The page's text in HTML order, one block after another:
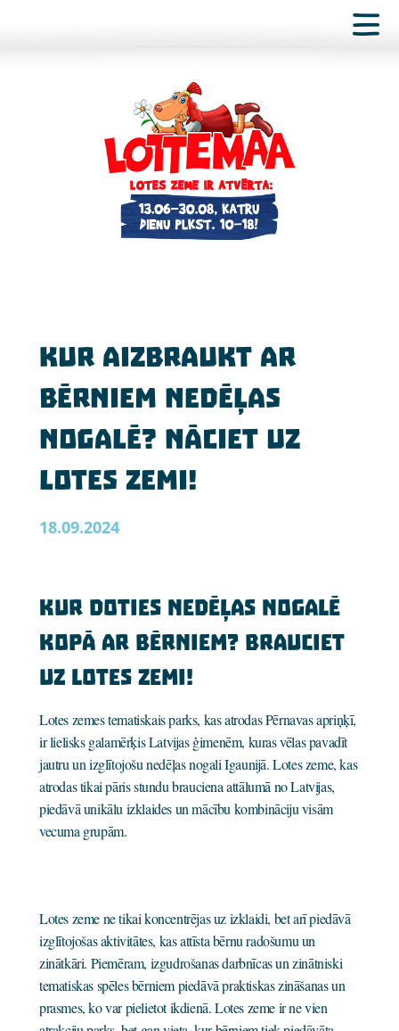
Kur aizbraukt ar
bērniem nedēļas
nogalē? Nāciet uz
Lotes zemi!
18.09.2024
Kur doties nedēļas nogalē
kopā ar bērniem? Brauciet
uz Lotes zemi!
Lotes zemes tematiskais parks, kas atrodas Pērnavas apriņķī,
ir lielisks galamērķis Latvijas ģimenēm, kuras vēlas pavadīt
jautru un izglītojošu nedēļas nogali Igaunijā. Lotes zeme, kas
atrodas tikai pāris stundu brauciena attālumā no Latvijas,
piedāvā unikālu izklaides un mācību kombināciju visām
vecuma grupām.
Lotes zeme ne tikai koncentrējas uz izklaidi, bet arī piedāvā
izglītojošas aktivitātes, kas attīsta bērnu radošumu un
zinātkāri. Piemēram, izgudrošanas darbnīcas un zinātniski
tematiskas spēles bērniem piedāvā praktiskas zināšanas un
prasmes, ko var pielietot ikdienā. Lotes zeme ir ne vien